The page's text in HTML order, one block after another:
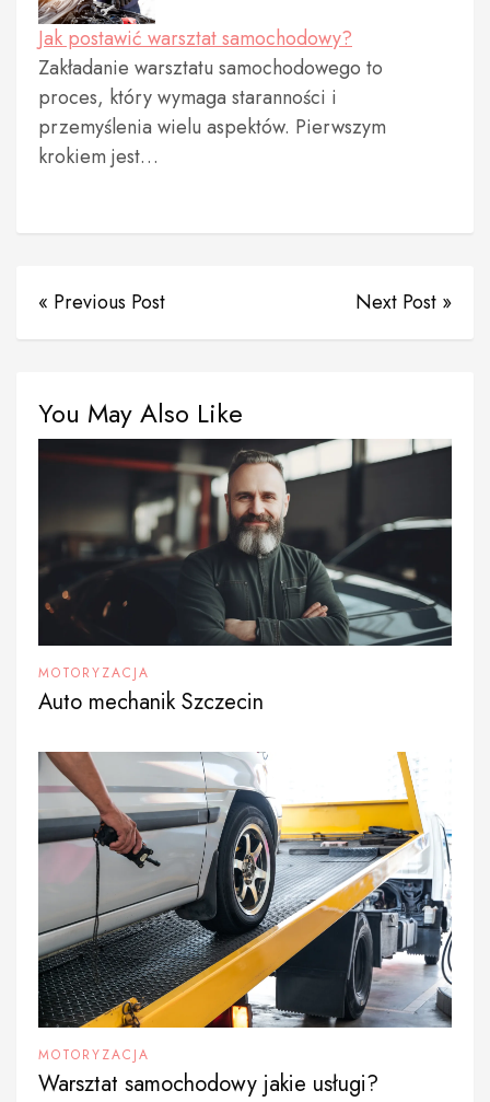
Jak postawić warsztat samochodowy?
Zakładanie warsztatu samochodowego to
proces, który wymaga staranności i
przemyślenia wielu aspektów. Pierwszym
krokiem jest…
« Previous Post Next Post »
You May Also Like
MOTORYZACJA
Auto mechanik Szczecin
MOTORYZACJA
Warsztat samochodowy jakie usługi?